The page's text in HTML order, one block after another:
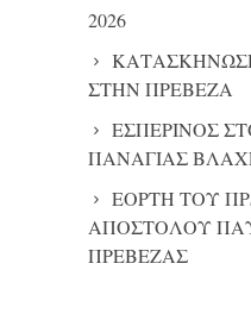
2026
ΣΤΗΝ ΠΡΕΒΕΖΑ
ΕΣΠΕΡΙΝΟΣ
ΠΑΝΑΓΙΑΣ
ΕΟΡΤΗ ΤΟΥ
ΑΠΟΣΤΟΛΟΥ
ΠΡΕΒΕΖΑΣ